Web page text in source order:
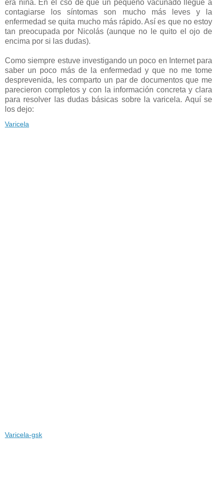
era niña. En el cso de que un pequeño vacunado llegue a
contagiarse los síntomas son mucho más leves y la
enfermedad se quita mucho más rápido. Así es que no estoy
tan preocupada por Nicolás (aunque no le quito el ojo de
encima por si las dudas).
Como siempre estuve investigando un poco en Internet para
saber un poco más de la enfermedad y que no me tome
desprevenida, les comparto un par de documentos que me
parecieron completos y con la información concreta y clara
para resolver las dudas básicas sobre la varicela. Aquí se
los dejo:
Varicela
Varicela-gsk